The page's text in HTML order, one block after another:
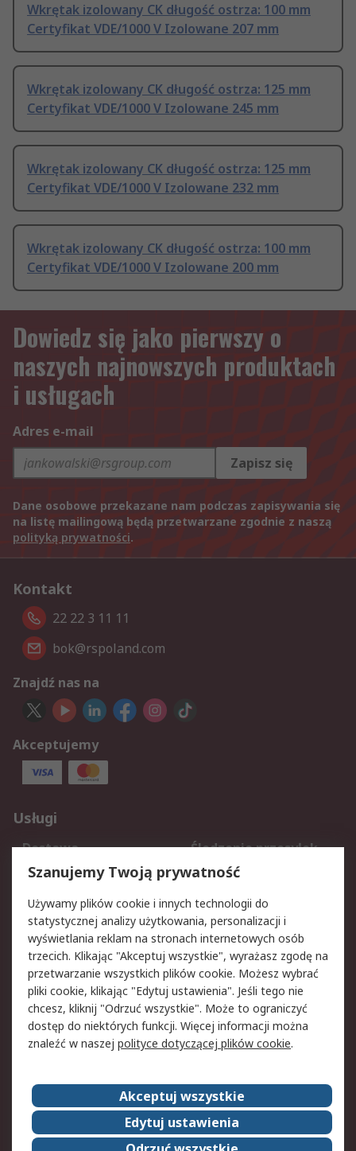
Wkrętak izolowany CK długość ostrza: 100 mm
Certyfikat VDE/1000 V Izolowane 207 mm
Wkrętak izolowany CK długość ostrza: 125 mm
Certyfikat VDE/1000 V Izolowane 245 mm
Wkrętak izolowany CK długość ostrza: 125 mm
Certyfikat VDE/1000 V Izolowane 232 mm
Wkrętak izolowany CK długość ostrza: 100 mm
Certyfikat VDE/1000 V Izolowane 200 mm
Dowiedz się jako pierwszy o
naszych najnowszych produktach
i usługach
Adres e-mail
Zapisz się
Dane osobowe przekazane nam podczas zapisywania się
na listę mailingową będą przetwarzane zgodnie z naszą
polityką prywatności.
Kontakt
22 22 3 11 11
bok@rspoland.com
Znajdź nas na
Akceptujemy
Usługi
Dostawa
Śledzenie przesyłek
Reklamacje i zwroty
Rejestracja
Aspekty prawne
Bezpieczeństwo e-
maila
Polityka dotycząca
plików cookie
Polityka prywatności
Użytkowanie witryny
Zastrzeżenia prawne
Warunki Sprzedaży
Kontakt
O firmie RS
RS na świecie
Kariera
Nagrody dla RS
Szanujemy Twoją prywatność
Używamy plików cookie i innych technologii do
statystycznej analizy użytkowania, personalizacji i
wyświetlania reklam na stronach internetowych osób
trzecich. Klikając "Akceptuj wszystkie", wyrażasz zgodę na
przetwarzanie wszystkich plików cookie. Możesz wybrać
pliki cookie, klikając "Edytuj ustawienia". Jeśli tego nie
chcesz, kliknij "Odrzuć wszystkie". Może to ograniczyć
dostęp do niektórych funkcji. Więcej informacji można
znaleźć w naszej polityce dotyczącej plików cookie.
Akceptuj wszystkie
Edytuj ustawienia